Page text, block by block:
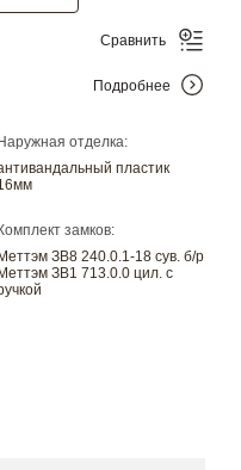
Наружная отделка:
пластик
Комплект замков:
Меттэм ЗВ8 240.0.1-18 сув. б/р
Меттэм ЗВ1 713.0.0 цил. с
Сравнить
Подробнее